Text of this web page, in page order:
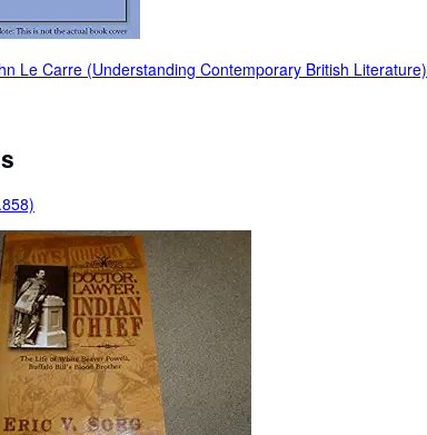
Le Carre (Understanding Contemporary British Literature)